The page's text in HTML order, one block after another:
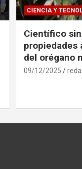
CIENCIA Y
Científico
propiedades
del orégano
09/12/2025